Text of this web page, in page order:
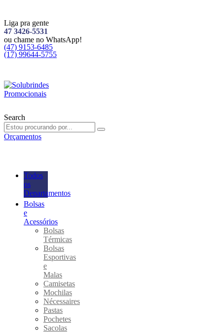
Liga pra gente
47 3426-5531
ou chame no WhatsApp!
(47) 9153-6485
(17) 99644-5755
Search
Orçamentos
Todos
os
Departamentos
Bolsas
e
Acessórios
Bolsas
Térmicas
Bolsas
Esportivas
e
Malas
Camisetas
Mochilas
Nécessaires
Pastas
Pochetes
Sacolas